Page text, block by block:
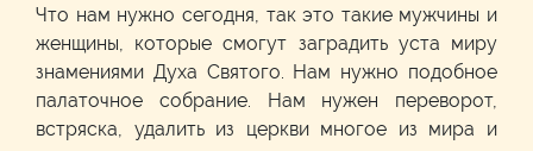
Что нам нужно сегодня, так это такие мужчины и
женщины, которые смогут заградить уста миру
знамениями Духа Святого. Нам нужно подобное
палаточное собрание. Нам нужен переворот,
встряска, удалить из церкви многое из мира и